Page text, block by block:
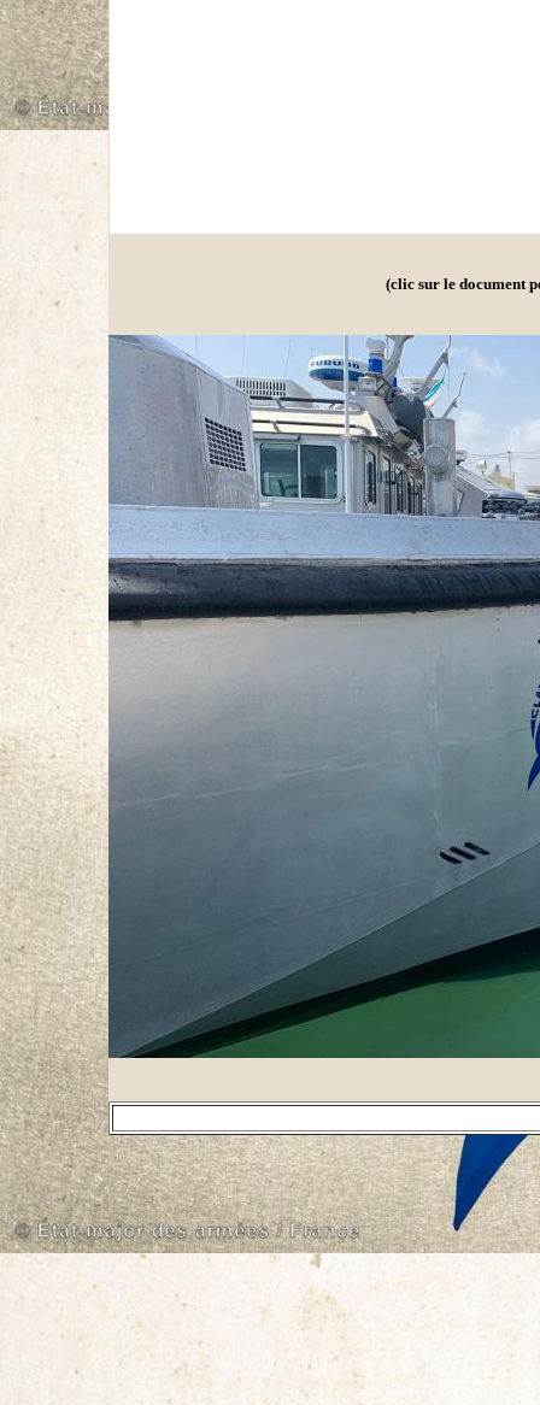
(clic sur le document